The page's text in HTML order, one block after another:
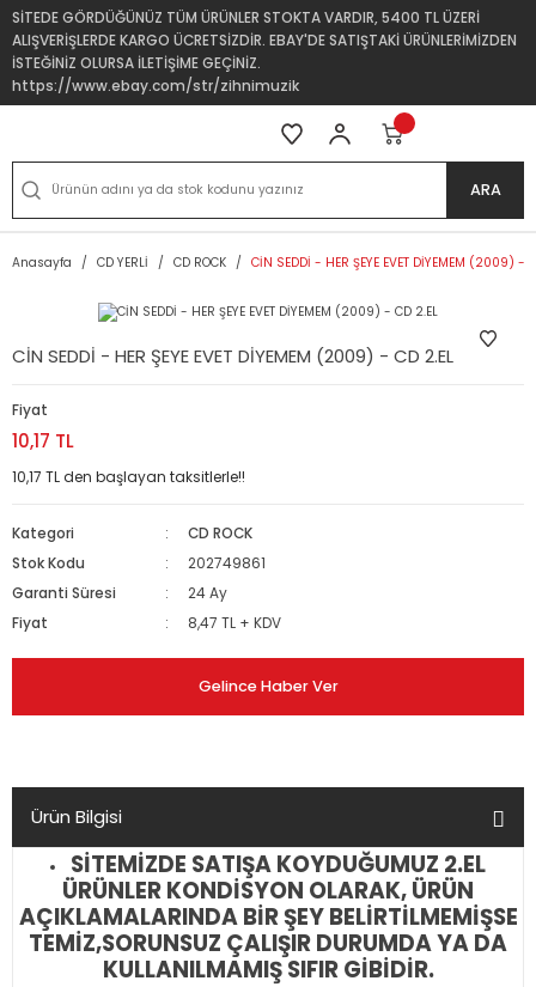
SİTEDE GÖRDÜĞÜNÜZ TÜM ÜRÜNLER STOKTA VARDIR, 5400 TL ÜZERİ
ALIŞVERİŞLERDE KARGO ÜCRETSİZDİR. EBAY'DE SATIŞTAKİ ÜRÜNLERİMİZDEN
İSTEĞİNİZ OLURSA İLETİŞİME GEÇİNİZ.
https://www.ebay.com/str/zihnimuzik
ARA
Anasayfa CD YERLİ CD ROCK CİN SEDDİ - HER ŞEYE EVET DİYEMEM (2009) -
CİN SEDDİ - HER ŞEYE EVET DİYEMEM (2009) - CD 2.EL
Fiyat
10,17 TL
10,17 TL den başlayan taksitlerle!!
Kategori
CD ROCK
Stok Kodu
202749861
Garanti Süresi
24 Ay
Fiyat
8,47 TL + KDV
Gelince Haber Ver
Ürün Bilgisi
SİTEMİZDE SATIŞA KOYDUĞUMUZ 2.EL
ÜRÜNLER KONDİSYON OLARAK, ÜRÜN
AÇIKLAMALARINDA BİR ŞEY BELİRTİLMEMİŞSE
TEMİZ,SORUNSUZ ÇALIŞIR DURUMDA YA DA
KULLANILMAMIŞ SIFIR GİBİDİR.